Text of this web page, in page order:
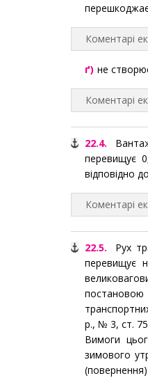
Коментарі
ґ) не
Коментарі
22.4.
перевищує
відповідно
Коментарі
22.5.
Рух
перевищує
постановою
р., № 3, ст.
Вимоги
зимового
(повернення)